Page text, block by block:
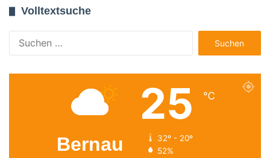
Volltextsuche
nach:
Bernau
25 ℃
32º - 20º
52%